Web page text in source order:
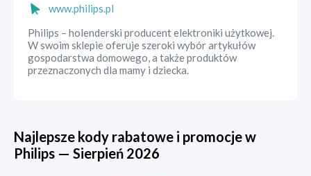
www.philips.pl
Philips – holenderski producent elektroniki użytkowej.
W swoim sklepie oferuje szeroki wybór artykułów
gospodarstwa domowego, a także produktów
przeznaczonych dla mamy i dziecka.
Najlepsze kody rabatowe i promocje w
Philips — Sierpień 2026